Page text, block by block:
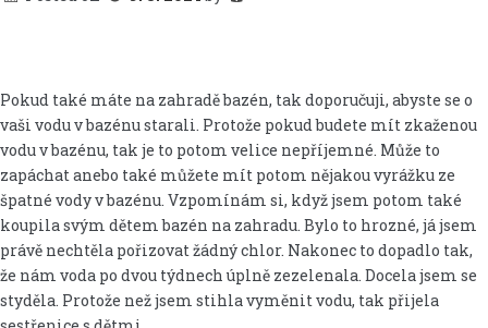
Pokud také máte na zahradě bazén, tak doporučuji, abyste se o
vaši vodu v bazénu starali. Protože pokud budete mít zkaženou
vodu v bazénu, tak je to potom velice nepříjemné. Může to
zapáchat anebo také můžete mít potom nějakou vyrážku ze
špatné vody v bazénu. Vzpomínám si, když jsem potom také
koupila svým dětem bazén na zahradu. Bylo to hrozné, já jsem
právě nechtěla pořizovat žádný chlor. Nakonec to dopadlo tak,
že nám voda po dvou týdnech úplně zezelenala. Docela jsem se
styděla. Protože než jsem stihla vyměnit vodu, tak přijela